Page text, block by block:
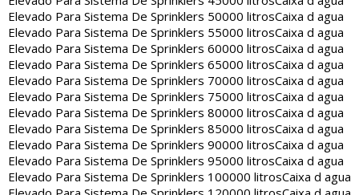
Elevado Para Sistema De Sprinklers 50000 litrosCaixa d agua
Elevado Para Sistema De Sprinklers 55000 litrosCaixa d agua
Elevado Para Sistema De Sprinklers 60000 litrosCaixa d agua
Elevado Para Sistema De Sprinklers 65000 litrosCaixa d agua
Elevado Para Sistema De Sprinklers 70000 litrosCaixa d agua
Elevado Para Sistema De Sprinklers 75000 litrosCaixa d agua
Elevado Para Sistema De Sprinklers 80000 litrosCaixa d agua
Elevado Para Sistema De Sprinklers 85000 litrosCaixa d agua
Elevado Para Sistema De Sprinklers 90000 litrosCaixa d agua
Elevado Para Sistema De Sprinklers 95000 litrosCaixa d agua
Elevado Para Sistema De Sprinklers 100000 litrosCaixa d agua